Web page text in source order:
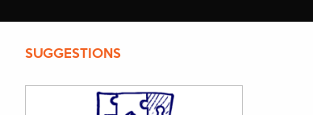
SUGGESTIONS